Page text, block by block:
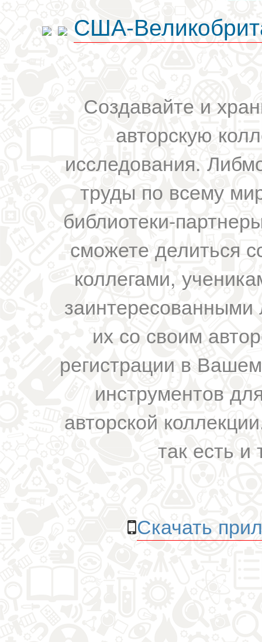
США-
Создавайте и
авторскую
исследования.
труды по всему
библиотеки-
сможете делиться
коллегами,
их со своим
регистрации в
инструментов
авторской
так есть и
Скачать